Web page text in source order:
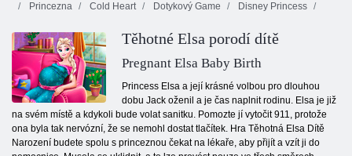
Princezna
Cold Heart Dotykový Game Disney Princess
Těhotné Elsa porodí dítě
Pregnant Elsa Baby Birth
Princess Elsa a její krásné volbou pro dlouhou
dobu Jack oženil a je čas naplnit rodinu. Elsa je již
na svém místě a kdykoli bude volat sanitku. Pomozte jí vytočit 911, protože
ona byla tak nervózní, že se nemohl dostat tlačítek. Hra Těhotná Elsa Dítě
Narození budete spolu s princeznou čekat na lékaře, aby přijít a vzít ji do